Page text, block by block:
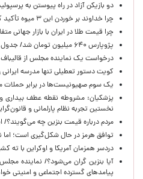
دو بازیکن آزاد در راه پیوستن به
چرا خداوند بر خوردن این ۳ میوه تأکید کرده است؟!
چرا قیمت طلا در ایران با بازار جهانی
پژوپارس ۶۴۰ میلیون تومان شد/ جدول قیمت مدل‌های مختلف خودرو
درخواست یک نماینده مجلس از قالیباف
کویت دستور تعطیلی تنها مدرسه ایرانی
یک‌ سوم صهیونیست‌ها در برابر
پزشکیان: مشروطه نقطه عطف بیداری
نخستین تجربه نظام پارلمانی و
مردم درباره قیمت بنزین چه
توافق هرمز در حال شکل‌گیری است؛
دردسر همزمان آمریکا و اوکراین با
آیا بنزین گران می‌شود؟/ نماینده
پیامدهای گسترده اجتماعی و امنیتی